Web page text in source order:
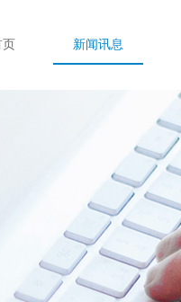
新闻讯息